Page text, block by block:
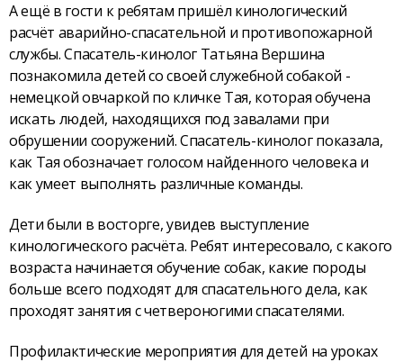
А ещё в гости к ребятам пришёл кинологический
расчёт аварийно-спасательной и противопожарной
службы. Спасатель-кинолог Татьяна Вершина
познакомила детей со своей служебной собакой -
немецкой овчаркой по кличке Тая, которая обучена
искать людей, находящихся под завалами при
обрушении сооружений. Спасатель-кинолог показала,
как Тая обозначает голосом найденного человека и
как умеет выполнять различные команды.
Дети были в восторге, увидев выступление
кинологического расчёта. Ребят интересовало, с какого
возраста начинается обучение собак, какие породы
больше всего подходят для спасательного дела, как
проходят занятия с четвероногими спасателями.
Профилактические мероприятия для детей на уроках